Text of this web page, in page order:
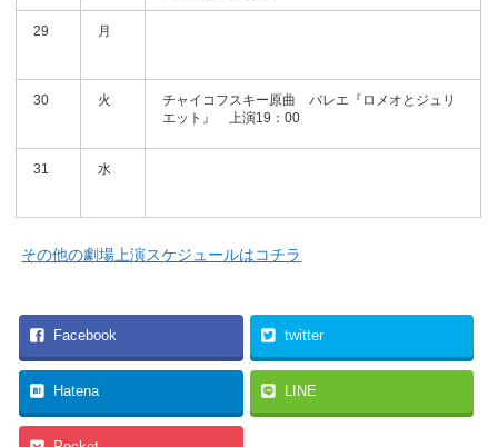
29 月
30 火
チャイコフスキー原曲 バレエ『ロメオとジュリ
エット』 上演19：00
31 水
その他の劇場上演スケジュールはコチラ
Facebook twitter
Hatena LINE